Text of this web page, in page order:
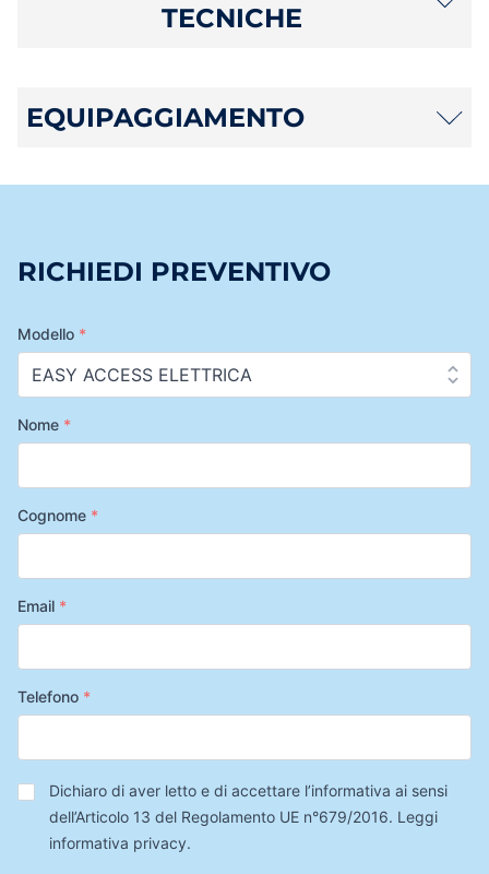
TECNICHE
EQUIPAGGIAMENTO
RICHIEDI PREVENTIVO
Modello *
Nome *
Cognome *
Email *
Telefono *
Privacy*
Dichiaro di aver letto e di accettare l’informativa ai sensi
dell’Articolo 13 del Regolamento UE n°679/2016. Leggi
informativa privacy.